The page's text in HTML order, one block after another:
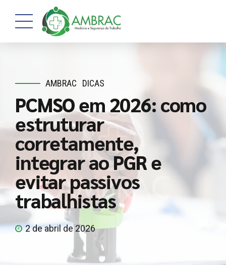
AMBRAC DICAS
PCMSO em 2026: como
estruturar
corretamente,
integrar ao PGR e
evitar passivos
trabalhistas
2 de abril de 2026